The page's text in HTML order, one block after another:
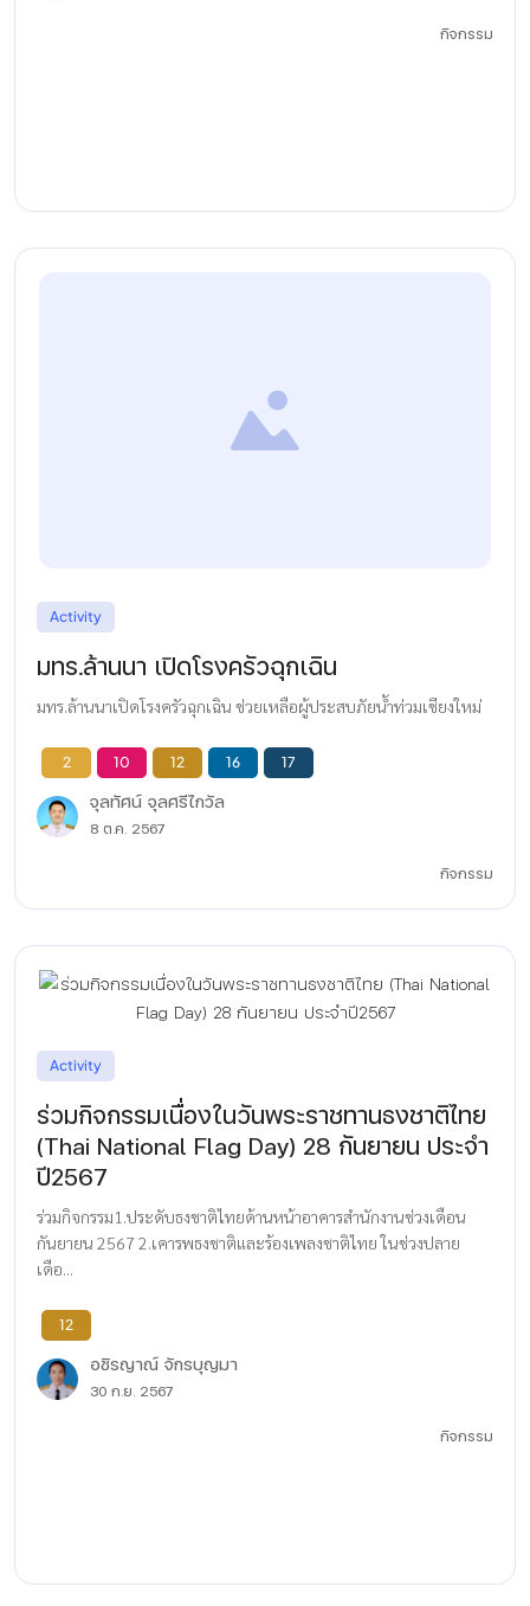
กิจกรรม
Activity
มทร.ล้านนา เปิดโรงครัวฉุกเฉิน
มทร.ล้านนาเปิดโรงครัวฉุกเฉิน ช่วยเหลือผู้ประสบภัยน้ำท่วมเชียงใหม่
2 10 12 16 17
จุลทัศน์ จุลศรีไกวัล
8 ต.ค. 2567
กิจกรรม
Activity
ร่วมกิจกรรมเนื่องในวันพระราชทานธงชาติไทย
(Thai National Flag Day) 28 กันยายน ประจำ
ปี2567
ร่วมกิจกรรม1.ประดับธงชาติไทยด้านหน้าอาคารสำนักงานช่วงเดือน
กันยายน 2567 2.เคารพธงชาติและร้องเพลงชาติไทย ในช่วงปลาย
เดือ...
12
อชิรญาณ์ จักรบุญมา
30 ก.ย. 2567
กิจกรรม